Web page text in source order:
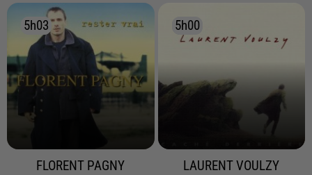
5h03
5h03
FLORENT PAGNY
5h00
5h00
LAURENT VOULZY